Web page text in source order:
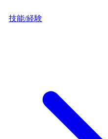
技能/経験